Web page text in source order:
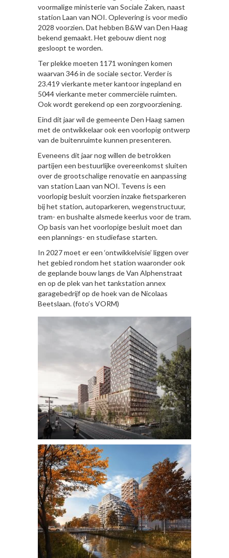
voormalige ministerie van Sociale Zaken, naast
station Laan van NOI. Oplevering is voor medio
2028 voorzien. Dat hebben B&W van Den Haag
bekend gemaakt. Het gebouw dient nog
gesloopt te worden.
Ter plekke moeten 1171 woningen komen
waarvan 346 in de sociale sector. Verder is
23.419 vierkante meter kantoor ingepland en
5044 vierkante meter commerciële ruimten.
Ook wordt gerekend op een zorgvoorziening.
Eind dit jaar wil de gemeente Den Haag samen
met de ontwikkelaar ook een voorlopig ontwerp
van de buitenruimte kunnen presenteren.
Eveneens dit jaar nog willen de betrokken
partijen een bestuurlijke overeenkomst sluiten
over de grootschalige renovatie en aanpassing
van station Laan van NOI. Tevens is een
voorlopig besluit voorzien inzake fietsparkeren
bij het station, autoparkeren, wegenstructuur,
tram- en bushalte alsmede keerlus voor de tram.
Op basis van het voorlopige besluit moet dan
een plannings- en studiefase starten.
In 2027 moet er een ‘ontwikkelvisie’ liggen over
het gebied rondom het station waaronder ook
de geplande bouw langs de Van Alphenstraat
en op de plek van het tankstation annex
garagebedrijf op de hoek van de Nicolaas
Beetslaan. (foto’s VORM)